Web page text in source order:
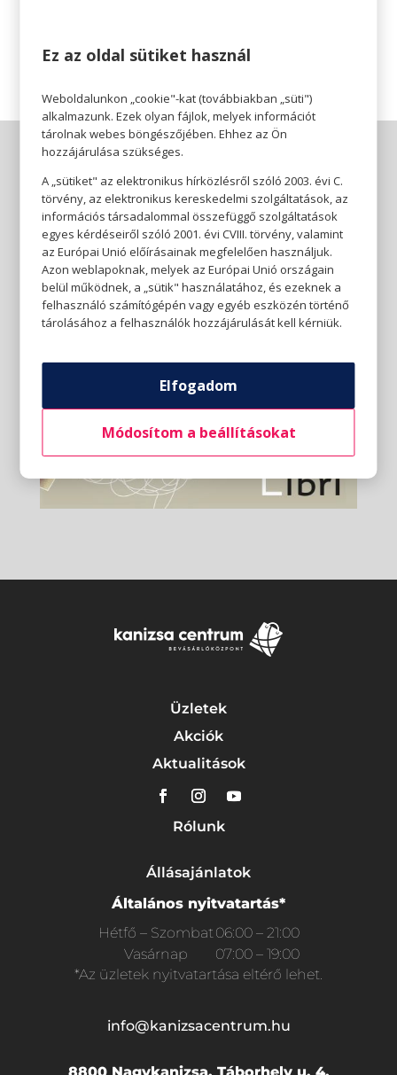
Üzletek
Akciók
Aktualitások
Rólunk
Állásajánlatok
Általános nyitvatartás*
Hétfő – Szombat06:00 – 21:00
Vasárnap
07:00 – 19:00
*Az üzletek nyitvatartása eltérő lehet.
info@kanizsacentrum.hu
Ez az oldal sütiket használ
Weboldalunkon „cookie"-kat (továbbiakban „süti")
alkalmazunk. Ezek olyan fájlok, melyek információt
tárolnak webes böngészőjében. Ehhez az Ön
hozzájárulása szükséges.
A „sütiket" az elektronikus hírközlésről szóló 2003. évi C.
törvény, az elektronikus kereskedelmi szolgáltatások, az
információs társadalommal összefüggő szolgáltatások
egyes kérdéseiről szóló 2001. évi CVIII. törvény, valamint
az Európai Unió előírásainak megfelelően használjuk.
Azon weblapoknak, melyek az Európai Unió országain
belül működnek, a „sütik" használatához, és ezeknek a
felhasználó számítógépén vagy egyéb eszközén történő
tárolásához a felhasználók hozzájárulását kell kérniük.
Elfogadom
Módosítom a beállításokat